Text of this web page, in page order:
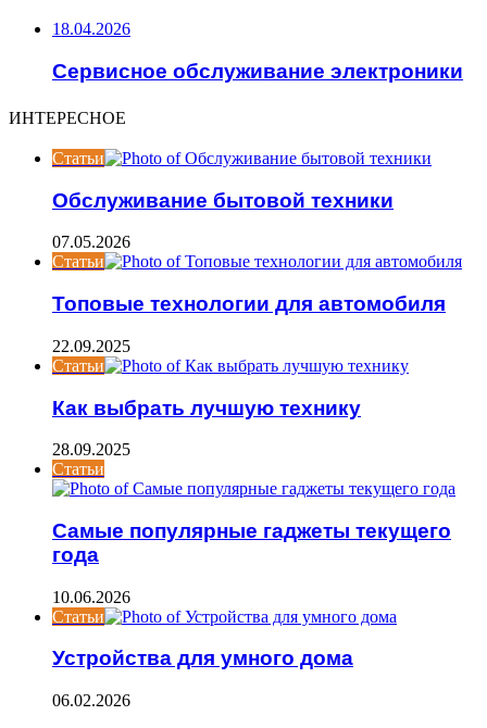
18.04.2026
Сервисное обслуживание электроники
ИНТЕРЕСНОЕ
Статьи
Обслуживание бытовой техники
07.05.2026
Статьи
Топовые технологии для автомобиля
22.09.2025
Статьи
Как выбрать лучшую технику
28.09.2025
Статьи
Самые популярные гаджеты текущего
года
10.06.2026
Статьи
Устройства для умного дома
06.02.2026